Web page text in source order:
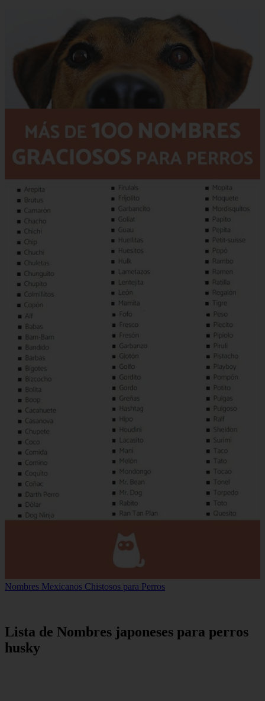
Nombres Mexicanos Chistosos para Perros
Lista de Nombres japoneses para perros
husky